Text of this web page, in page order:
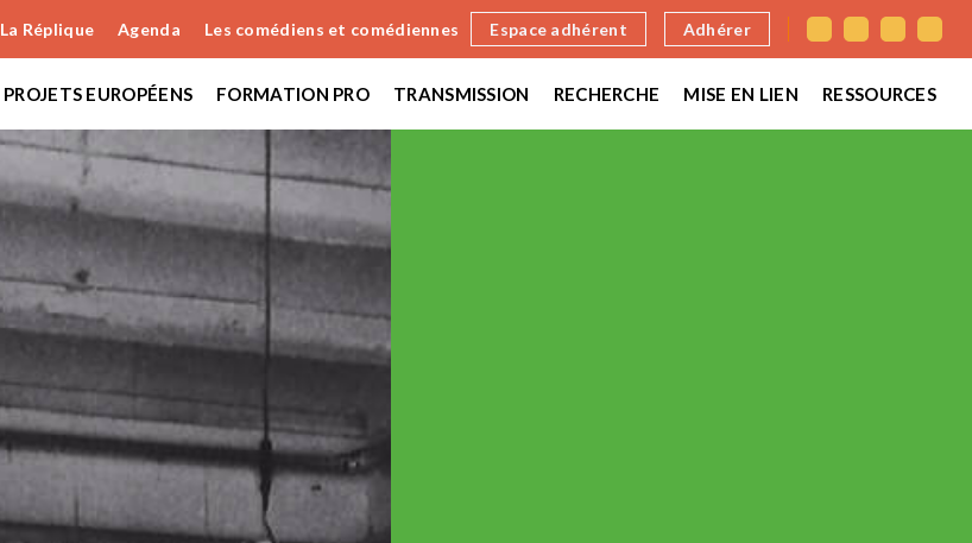
La Réplique Agenda Les comédiens et comédiennes Espace adhérent Adhérer
PROJETS EUROPÉENS FORMATION PRO TRANSMISSION RECHERCHE MISE EN LIEN RESSOURCES